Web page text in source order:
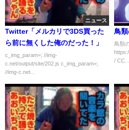
ニュース
Twitter「メルカリで3DS買った
ら前に無くした俺のだった！」
c_img_param=; //img-
c.net/output/site/202.js c_img_param=;
//img-c.net...
鳥
鳥類
/ CC...